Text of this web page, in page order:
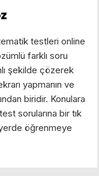
testleri online
farklı soru
şekilde çözerek
yapmanın ve
biridir. Konulara
sorularına bir tık
öğrenmeye